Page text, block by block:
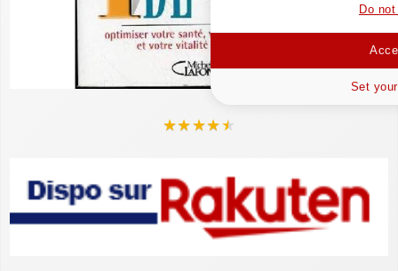
★★★★★
Do
Set